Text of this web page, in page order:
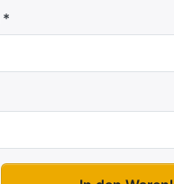
Roadster C500.02 zu